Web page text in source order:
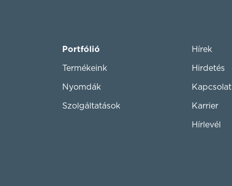
Portfólió
Termékeink
Nyomdák
Szolgáltatások
Hírek
Hirdetés
Kapcsolat
Karrier
Hírlevél